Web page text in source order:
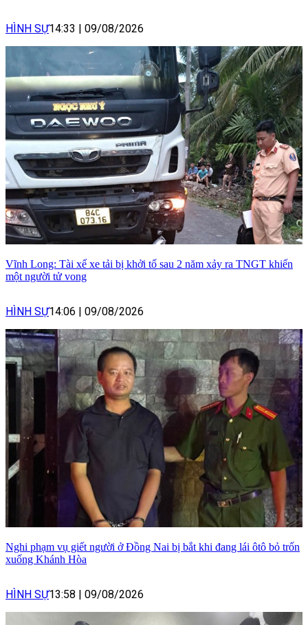
HÌNH SỰ14:33 | 09/08/2026
Vĩnh Long: Tài xế xe tải bị khởi tố sau 2 năm xảy ra TNGT khiến
một người tử vong
HÌNH SỰ14:06 | 09/08/2026
Nghi phạm vụ giết người ở Đồng Nai bị bắt khi đang lái ôtô bỏ trốn
xuống Khánh Hòa
HÌNH SỰ13:58 | 09/08/2026